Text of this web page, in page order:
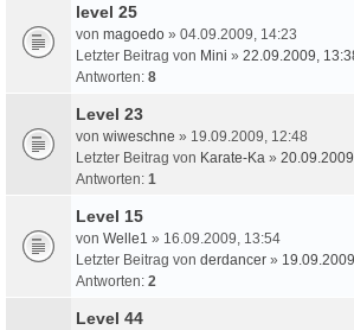
level 25
von magoedo » 04.09.2009, 14:23
Letzter Beitrag von Mini » 22.09.2009,
Antworten: 8
Level 23
von wiweschne » 19.09.2009, 12:48
Letzter Beitrag von Karate-Ka »
Antworten: 1
Level 15
von Welle1 » 16.09.2009, 13:54
Letzter Beitrag von derdancer »
Antworten: 2
Level 44